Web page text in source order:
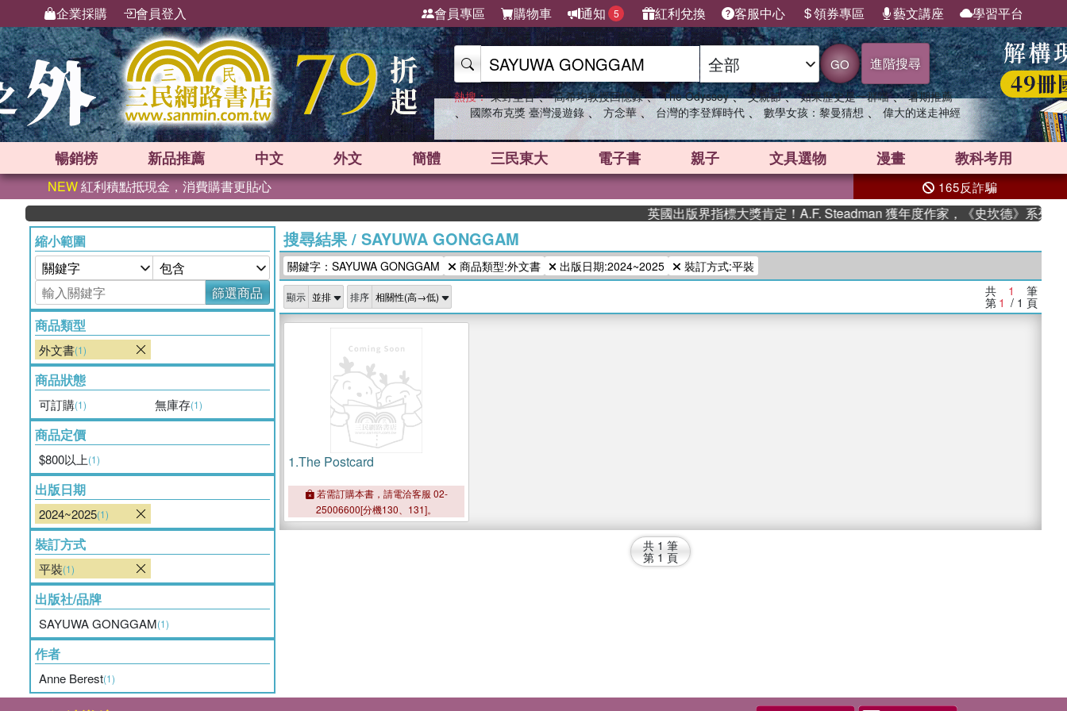
企業採購 會員登入 會員專區 購物車 通知 5 紅利兌換 客服中心 領券專區 藝文講座 學習平台
GO 進階搜尋
熱搜： 東野圭吾 、 高希均教授回憶錄 、 The Odyssey 、 父親節 、 如果歷史是一群喵 、 暑期推薦
、 國際布克獎 臺灣漫遊錄 、 方念華 、 台灣的李登輝時代 、 數學女孩：黎曼猜想 、 偉大的迷走神經
暢銷榜 新品推薦 中文 外文 簡體 三民東大 電子書 親子 文具選物 漫畫 教科考用
NEW紅利積點抵現金，消費購書更貼心 165反詐騙
英國出版界指標大獎肯定！A.F. Steadman 獲年度作家，《史坎德》系列帶你
縮小範圍
篩選商品
商品類型
外文書(1)
商品狀態
可訂購(1) 無庫存(1)
商品定價
$800以上(1)
出版日期
2024~2025(1)
裝訂方式
平裝(1)
出版社/品牌
SAYUWA GONGGAM(1)
作者
Anne Berest(1)
搜尋結果/ SAYUWA GONGGAM
關鍵字：SAYUWA GONGGAM 商品類型:外文書 出版日期:2024~2025 裝訂方式:平裝
顯示 排序 共 1 筆
第 1 / 1 頁
1.The Postcard
若需訂購本書，請電洽客服 02-
25006600[分機130、131]。
共 1 筆
第 1 頁